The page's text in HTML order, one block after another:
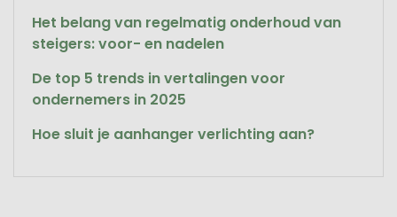
Het belang van regelmatig onderhoud van
steigers: voor- en nadelen
De top 5 trends in vertalingen voor
ondernemers in 2025
Hoe sluit je aanhanger verlichting aan?